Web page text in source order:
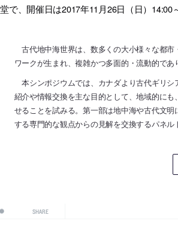
で、開催日は2017年11月26日（日）14:00
古代地中海世界は、数多くの大小様々な都市
ワークが生まれ、複雑かつ多面的・流動的で
本シンポジウムでは、カナダより古代ギリ
紹介や情報交換を主な目的として、地域的に
せることを試みる。第一部は地中海や古代文
する専門的な観点からの見解を交換するパネル
SHARE